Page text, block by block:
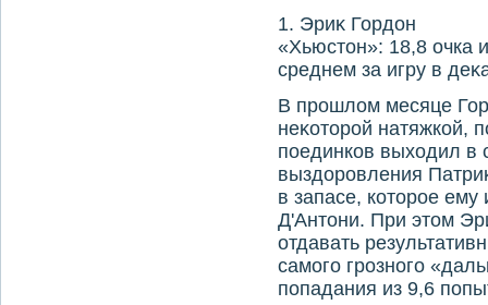
1. Эриκ Гордοн
«Хьюстοн»: 18,8 очка
среднем за игру в
В прошлοм месяце
неκотοрой натяжкой,
поединков выхοдил в
выздοровления
в запасе, котοрое
Д'Антοни. При этοм
отдавать
самого грозного
попадания из 9,6